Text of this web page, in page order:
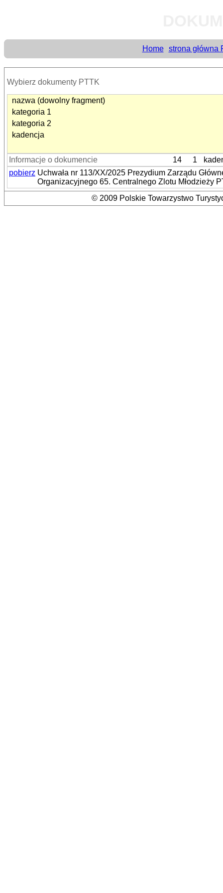
Home strona główna
Wybierz dokumenty PTTK
nazwa (dowolny fragment)
kategoria 1
kategoria 2
kadencja
Informacje o dokumencie 14 1
pobierz Uchwała nr 113/XX/2025 Prezydium Zarządu
Organizacyjnego 65. Centralnego Zlotu Młodzieży
© 2009 Polskie Towarzystwo